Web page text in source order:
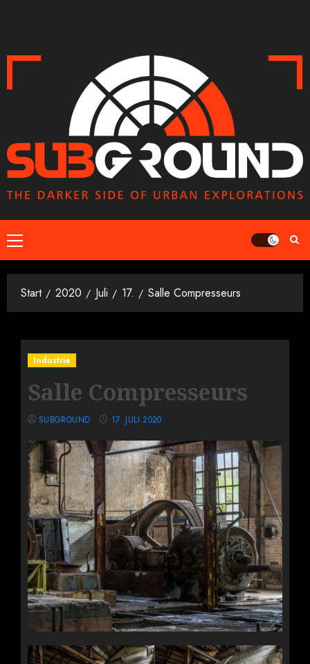
Primäres
Menü
Start 2020 Juli 17. Salle Compresseurs
Industrie
Salle Compresseurs
SUBGROUND 17. JULI 2020